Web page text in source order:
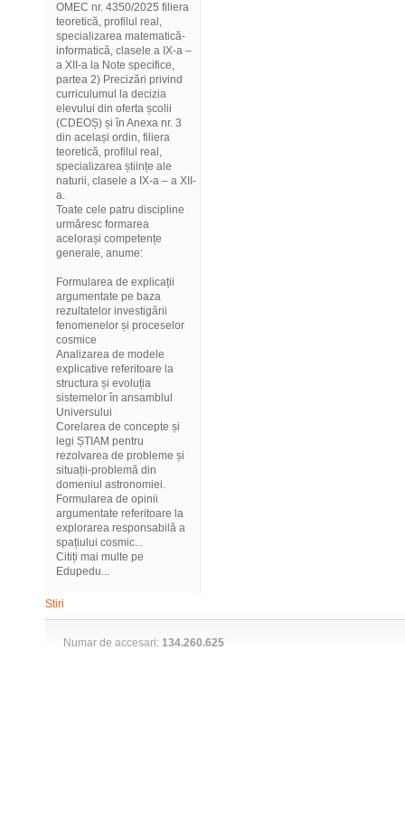
OMEC nr. 4350/2025 filiera
teoretică, profilul real,
specializarea matematică-
informatică, clasele a IX-a –
a XII-a la Note specifice,
partea 2) Precizări privind
curriculumul la decizia
elevului din oferta școlii
(CDEOȘ) și în Anexa nr. 3
din același ordin, filiera
teoretică, profilul real,
specializarea științe ale
naturii, clasele a IX-a – a XII-
a.
Toate cele patru discipline
urmăresc formarea
acelorași competențe
generale, anume:
Formularea de explicații
argumentate pe baza
rezultatelor investigării
fenomenelor și proceselor
cosmice
Analizarea de modele
explicative referitoare la
structura și evoluția
sistemelor în ansamblul
Universului
Corelarea de concepte și
legi ȘTIAM pentru
rezolvarea de probleme și
situații-problemă din
domeniul astronomiei.
Formularea de opinii
argumentate referitoare la
explorarea responsabilă a
spațiului cosmic...
Citiți mai multe pe
Edupedu...
Stiri
Numar de accesari: 134.260.625